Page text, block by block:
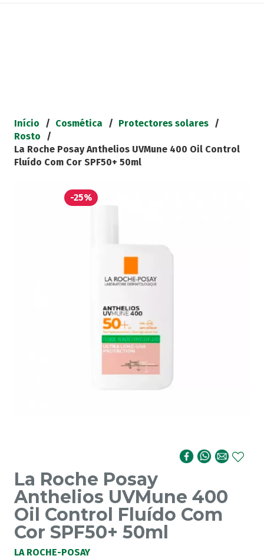
Início / Cosmética / Protectores solares /
Rosto
/
La Roche Posay Anthelios UVMune 400 Oil Control
Fluído Com Cor SPF50+ 50ml
-25%
La Roche Posay
Anthelios UVMune 400
Oil Control Fluído Com
Cor SPF50+ 50ml
LA ROCHE-POSAY